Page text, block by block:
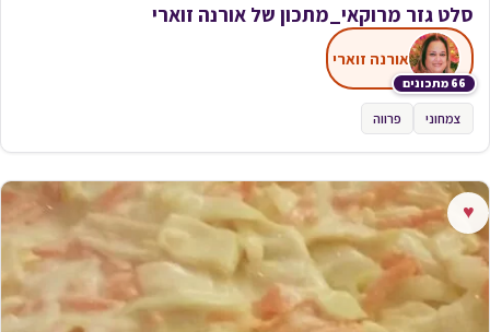
סלט גזר מרוקאי_מתכון של אורנה זוארי
66 מתכונים
אורנה זוארי
צמחוני פרווה
♥